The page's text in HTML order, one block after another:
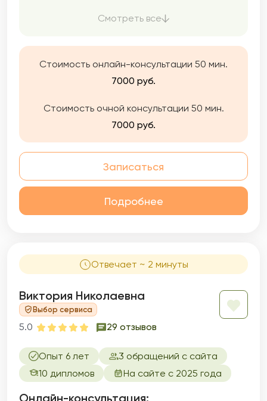
Этот человек Вы сами. А я помогу вам лучше
Смотреть все
Стоимость онлайн-консультации 50 мин.
7000 руб.
Стоимость очной консультации 50 мин.
7000 руб.
Записаться
Подробнее
Отвечает ~ 2 минуты
Виктория Николаевна
Выбор сервиса
5.0 29 отзывов
Опыт 6 лет
3 обращений с сайта
10 дипломов
На сайте с 2025 года
Онлайн-консультация: